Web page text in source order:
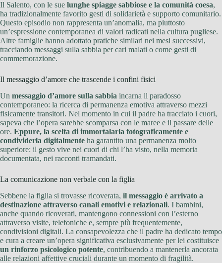
Il Salento, con le sue lunghe spiagge sabbiose e la comunità coesa,
ha tradizionalmente favorito gesti di solidarietà e supporto comunitario.
Questo episodio non rappresenta un’anomalia, ma piuttosto
un’espressione contemporanea di valori radicati nella cultura pugliese.
Altre famiglie hanno adottato pratiche similari nei mesi successivi,
tracciando messaggi sulla sabbia per cari malati o come gesti di
commemorazione.
Il messaggio d’amore che trascende i confini fisici
Un messaggio d’amore sulla sabbia incarna il paradosso
contemporaneo: la ricerca di permanenza emotiva attraverso mezzi
fisicamente transitori. Nel momento in cui il padre ha tracciato i cuori,
sapeva che l’opera sarebbe scomparsa con le maree e il passare delle
ore. Eppure, la scelta di immortalarla fotograficamente e
condividerla digitalmente ha garantito una permanenza molto
superiore: il gesto vive nei cuori di chi l’ha visto, nella memoria
documentata, nei racconti tramandati.
La comunicazione non verbale con la figlia
Sebbene la figlia si trovasse ricoverata, il messaggio è arrivato a
destinazione attraverso canali emotivi e relazionali. I bambini,
anche quando ricoverati, mantengono connessioni con l’esterno
attraverso visite, telefoniche e, sempre più frequentemente,
condivisioni digitali. La consapevolezza che il padre ha dedicato tempo
e cura a creare un’opera significativa esclusivamente per lei costituisce
un rinforzo psicologico potente, contribuendo a mantenerla ancorata
alle relazioni affettive cruciali durante un momento di fragilità.